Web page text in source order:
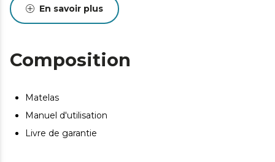
En savoir plus
Composition
Matelas
Manuel d'utilisation
Livre de garantie